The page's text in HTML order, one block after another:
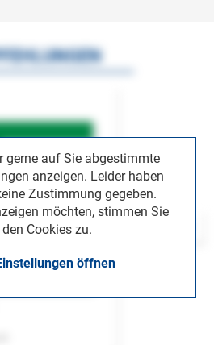
gerne auf Sie abgestimmte
anzeigen. Leider haben
Zustimmung gegeben.
möchten, stimmen Sie
Cookies zu.
öffnen